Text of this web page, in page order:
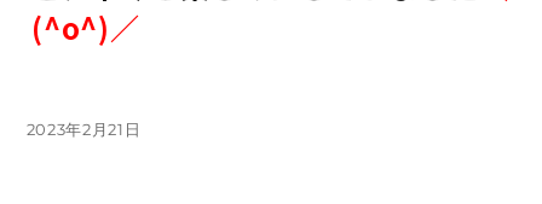
(^o^)／
投
2023年2月21日